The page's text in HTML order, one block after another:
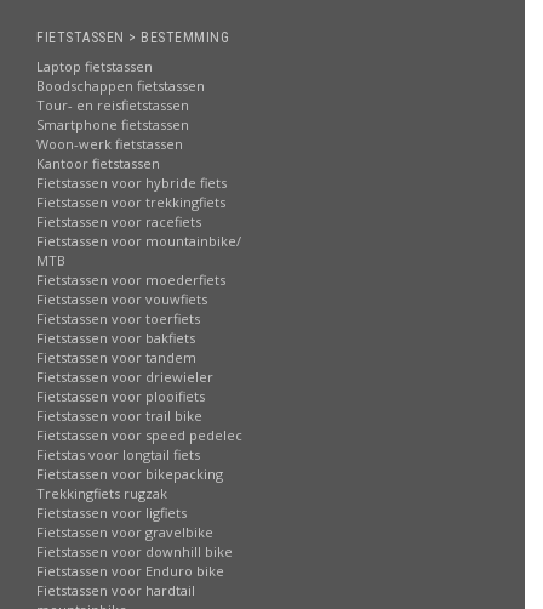
FIETSTASSEN > BESTEMMING
Laptop fietstassen
Boodschappen fietstassen
Tour- en reisfietstassen
Smartphone fietstassen
Woon-werk fietstassen
Kantoor fietstassen
Fietstassen voor hybride fiets
Fietstassen voor trekkingfiets
Fietstassen voor racefiets
Fietstassen voor mountainbike/
MTB
Fietstassen voor moederfiets
Fietstassen voor vouwfiets
Fietstassen voor toerfiets
Fietstassen voor bakfiets
Fietstassen voor tandem
Fietstassen voor driewieler
Fietstassen voor plooifiets
Fietstassen voor trail bike
Fietstassen voor speed pedelec
Fietstas voor longtail fiets
Fietstassen voor bikepacking
Trekkingfiets rugzak
Fietstassen voor ligfiets
Fietstassen voor gravelbike
Fietstassen voor downhill bike
Fietstassen voor Enduro bike
Fietstassen voor hardtail